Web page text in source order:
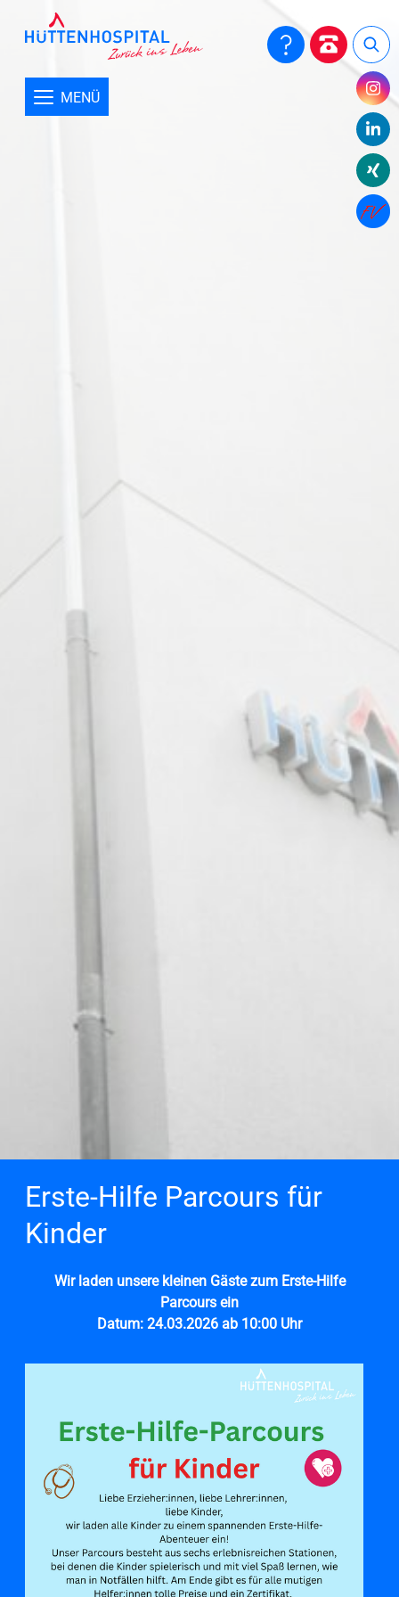
Close submenu
Informationen aus dem Hüttenhospital
Förderprojekte
MENÜ
Erste-Hilfe Parcours für
Kinder
Wir laden unsere kleinen Gäste zum Erste-Hilfe
Parcours ein
Datum: 24.03.2026 ab 10:00 Uhr